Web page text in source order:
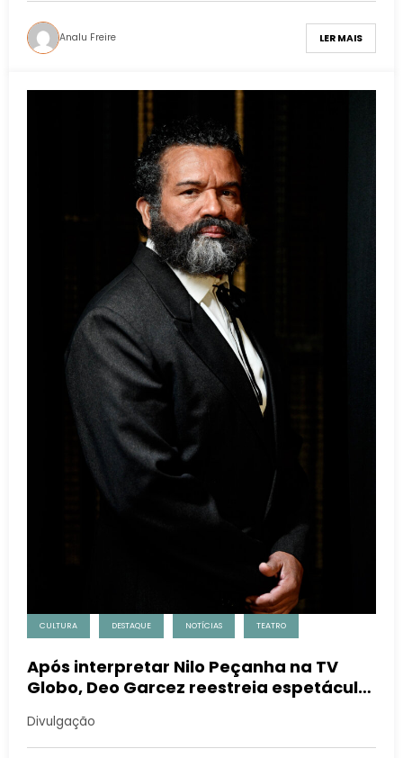
Analu Freire LER MAIS
CULTURA DESTAQUE NOTÍCIAS TEATRO
Após interpretar Nilo Peçanha na TV
Globo, Deo Garcez reestreia espetáculo
Divulgação